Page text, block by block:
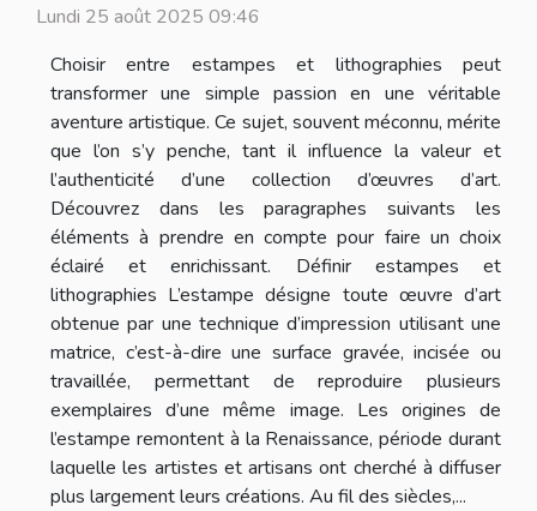
Lundi 25 août 2025 09:46
Choisir entre estampes et lithographies peut
transformer une simple passion en une véritable
aventure artistique. Ce sujet, souvent méconnu, mérite
que l’on s’y penche, tant il influence la valeur et
l’authenticité d’une collection d’œuvres d’art.
Découvrez dans les paragraphes suivants les
éléments à prendre en compte pour faire un choix
éclairé et enrichissant. Définir estampes et
lithographies L’estampe désigne toute œuvre d’art
obtenue par une technique d’impression utilisant une
matrice, c’est-à-dire une surface gravée, incisée ou
travaillée, permettant de reproduire plusieurs
exemplaires d’une même image. Les origines de
l’estampe remontent à la Renaissance, période durant
laquelle les artistes et artisans ont cherché à diffuser
plus largement leurs créations. Au fil des siècles,...